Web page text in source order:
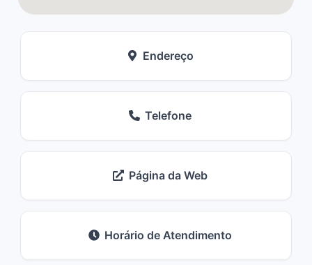
Endereço
Telefone
Página da Web
Horário de Atendimento